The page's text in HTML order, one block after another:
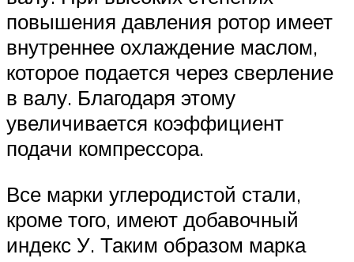
повышения давления ротор имеет
внутреннее охлаждение маслом,
которое подается через сверление
в валу. Благодаря этому
увеличивается коэффициент
подачи компрессора.
Все марки углеродистой стали,
кроме того, имеют добавочный
индекс У. Таким образом марка